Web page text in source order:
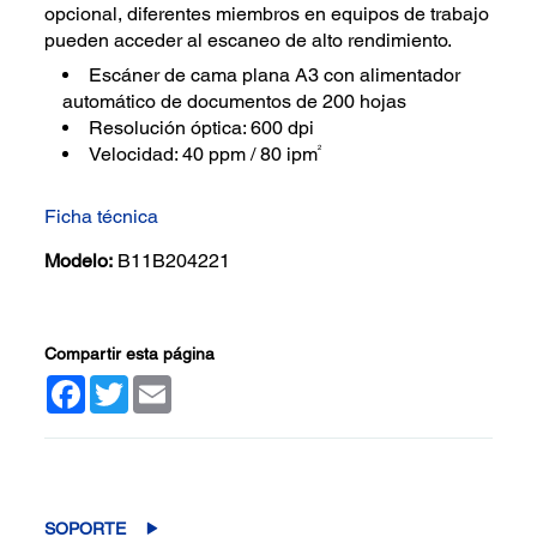
opcional, diferentes miembros en equipos de trabajo
pueden acceder al escaneo de alto rendimiento.
Escáner de cama plana A3 con alimentador
automático de documentos de 200 hojas
Resolución óptica: 600 dpi
Velocidad: 40 ppm / 80 ipm2
Ficha técnica
Modelo: B11B204221
Compartir esta página
Facebook
Twitter
Enlace
SOPORTE